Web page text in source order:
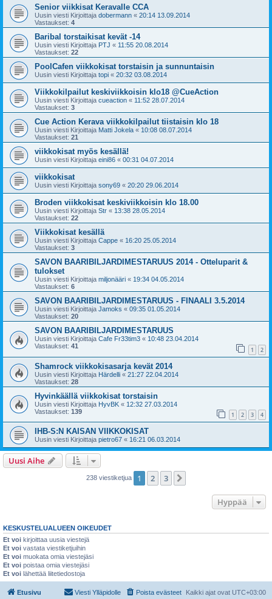
Senior viikkisat Keravalle CCA
Uusin viesti Kirjoittaja dobermann « 20:14 13.09.2014
Vastaukset: 4
Baribal torstaikisat kevät -14
Uusin viesti Kirjoittaja PTJ « 11:55 20.08.2014
Vastaukset: 22
PoolCafen viikkokisat torstaisin ja sunnuntaisin
Uusin viesti Kirjoittaja topi « 20:32 03.08.2014
Viikkokilpailut keskiviikkoisin klo18 @CueAction
Uusin viesti Kirjoittaja cueaction « 11:52 28.07.2014
Vastaukset: 3
Cue Action Kerava viikkokilpailut tiistaisin klo 18
Uusin viesti Kirjoittaja Matti Jokela « 10:08 08.07.2014
Vastaukset: 21
viikkokisat myös kesällä!
Uusin viesti Kirjoittaja eini86 « 00:31 04.07.2014
viikkokisat
Uusin viesti Kirjoittaja sony69 « 20:20 29.06.2014
Broden viikkokisat keskiviikkoisin klo 18.00
Uusin viesti Kirjoittaja Str « 13:38 28.05.2014
Vastaukset: 22
Viikkokisat kesällä
Uusin viesti Kirjoittaja Cappe « 16:20 25.05.2014
Vastaukset: 3
SAVON BAARIBILJARDIMESTARUUS 2014 - Otteluparit &
tulokset
Uusin viesti Kirjoittaja miljonääri « 19:34 04.05.2014
Vastaukset: 6
SAVON BAARIBILJARDIMESTARUUS - FINAALI 3.5.2014
Uusin viesti Kirjoittaja Jamoks « 09:35 01.05.2014
Vastaukset: 20
SAVON BAARIBILJARDIMESTARUUS
Uusin viesti Kirjoittaja Cafe Fr33tim3 « 10:48 23.04.2014
Vastaukset: 41 1 2
Shamrock viikkokisasarja kevät 2014
Uusin viesti Kirjoittaja Härdelli « 21:27 22.04.2014
Vastaukset: 28
Hyvinkäällä viikkokisat torstaisin
Uusin viesti Kirjoittaja HyvBK « 12:32 27.03.2014
Vastaukset: 139 1 2 3 4
IHB-S:N KAISAN VIIKKOKISAT
Uusin viesti Kirjoittaja pietro67 « 16:21 06.03.2014
Uusi Aihe
238 viestiketjua 1 2 3
Hyppää
KESKUSTELUALUEEN OIKEUDET
Et voi kirjoittaa uusia viestejä
Et voi vastata viestiketjuihin
Et voi muokata omia viestejäsi
Et voi poistaa omia viestejäsi
Et voi lähettää liitetiedostoja
Etusivu Kaikki ajat ovat UTC+03:00
Poista evästeet
Viesti Ylläpidolle